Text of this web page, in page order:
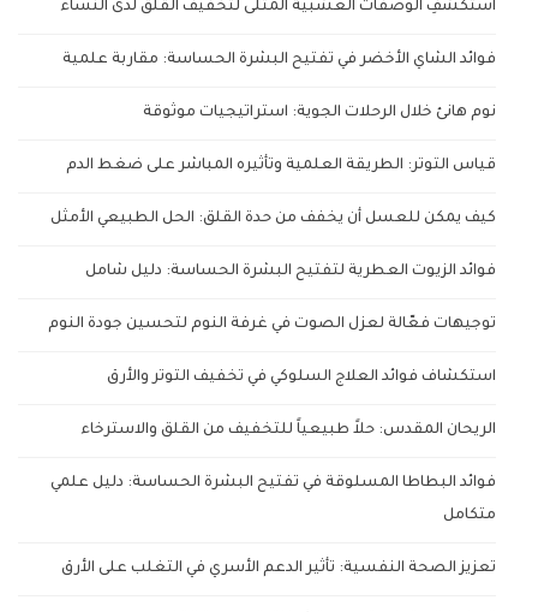
استكشفِ الوصفات العشبية المثلى لتخفيف القلق لدى النساء
فوائد الشاي الأخضر في تفتيح البشرة الحساسة: مقاربة علمية
نوم هانئ خلال الرحلات الجوية: استراتيجيات موثوقة
قياس التوتر: الطريقة العلمية وتأثيره المباشر على ضغط الدم
كيف يمكن للعسل أن يخفف من حدة القلق: الحل الطبيعي الأمثل
فوائد الزيوت العطرية لتفتيح البشرة الحساسة: دليل شامل
توجيهات فعّالة لعزل الصوت في غرفة النوم لتحسين جودة النوم
استكشاف فوائد العلاج السلوكي في تخفيف التوتر والأرق
الريحان المقدس: حلاً طبيعياً للتخفيف من القلق والاسترخاء
فوائد البطاطا المسلوقة في تفتيح البشرة الحساسة: دليل علمي
متكامل
تعزيز الصحة النفسية: تأثير الدعم الأسري في التغلب على الأرق